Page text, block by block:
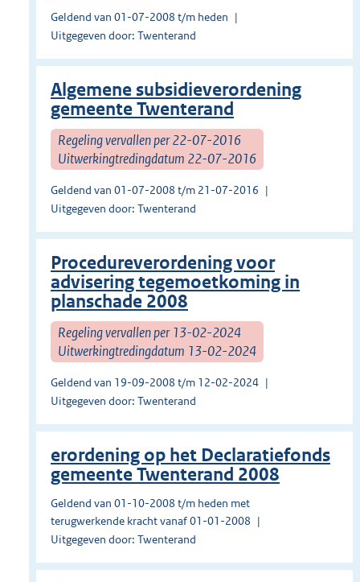
Geldend van 01-07-2008 t/m heden
Uitgegeven door: Twenterand
Algemene subsidieverordening
gemeente Twenterand
Regeling vervallen per 22-07-2016
Uitwerkingtredingdatum 22-07-2016
Geldend van 01-07-2008 t/m 21-07-2016
Uitgegeven door: Twenterand
Procedureverordening voor
advisering tegemoetkoming in
planschade 2008
Regeling vervallen per 13-02-2024
Uitwerkingtredingdatum 13-02-2024
Geldend van 19-09-2008 t/m 12-02-2024
Uitgegeven door: Twenterand
erordening op het Declaratiefonds
gemeente Twenterand 2008
Geldend van 01-10-2008 t/m heden met
terugwerkende kracht vanaf 01-01-2008
Uitgegeven door: Twenterand